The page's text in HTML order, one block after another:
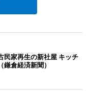
民家再生の新社屋 キッチ
倉経済新聞）